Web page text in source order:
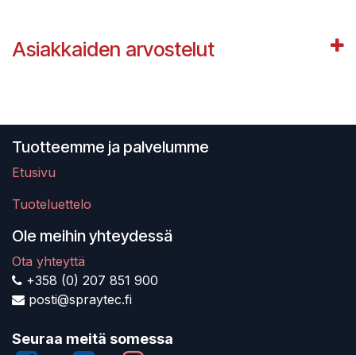
Asiakkaiden arvostelut
Tuotteemme ja palvelumme
Etusivu
Tuoteluettelo
Ole meihin yhteydessä
Ota yhteyttä
+358 (0) 207 851 900
posti@spraytec.fi
Seuraa meitä somessa